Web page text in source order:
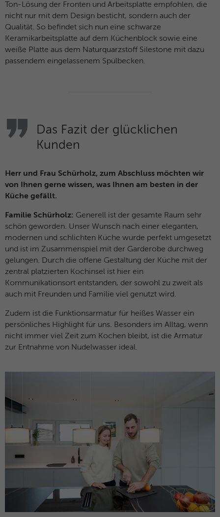
Ton-Lösung der Fronten und Arbeitsplatte empfohlen, die
nicht nur mit dem Design besticht, sondern auch der
Qualität. So befindet sich nun eine schwarze
Keramikarbeitsplatte auf dem Küchenblock sowie eine
weiße Platte aus dem Naturquarzstoff Silestone mit dazu
passendem eingelassenem Spülbecken.
Das Fazit der glücklichen
Kunden
Herr und Frau Schürholz, zum Abschluss möchten wir
von Ihnen gerne wissen, was Ihnen am besten in der
Küche gefällt.
Familie Schürholz: Generell ist der gesamte Raum sehr
schön geworden. Unser Wunsch nach einer eleganten,
modernen und schlichten Küche wurde perfekt umgesetzt
und ist im Zusammenspiel mit der Garderobe durchweg
gelungen. Durch die offene Gestaltung der Küche mit der
zentral platzierten Kochinsel ist hier ein
Kommunikationsort entstanden, der sowohl zu zweit als
auch mit Freunden und Familie viel genutzt wird.
Zudem ist die Funktionsarmatur für heißes Wasser ein
persönliches Highlight für uns. Besonders im Alltag, wenn
nicht immer viel Zeit zum Kochen bleibt, ist die Armatur
zur Entnahme von Nudelwasser ideal.